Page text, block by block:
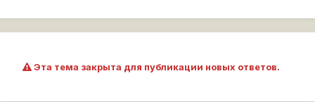
Эта тема закрыта для публикации новых ответов.